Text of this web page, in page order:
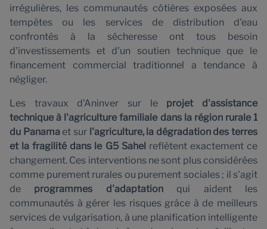
irrégulières, les communautés côtières exposées aux
tempêtes ou les services de distribution d'eau
confrontés à la sécheresse ont tous besoin
d'investissements et d'un soutien technique que le
financement commercial traditionnel a tendance à
négliger.
Les travaux d'Aninver sur le projet d'assistance
technique à l'agriculture familiale dans la région rurale 1
du Panamaet sur l'agriculture, la dégradation des terres
et la fragilité dans le G5 Sahel reflètent exactement ce
changement. Ces interventions ne sont plus considérées
comme purement rurales ou purement sociales ; il s'agit
de programmes d'adaptationqui aident les
communautés à gérer les risques grâce à de meilleurs
services de vulgarisation, à une planification intelligente